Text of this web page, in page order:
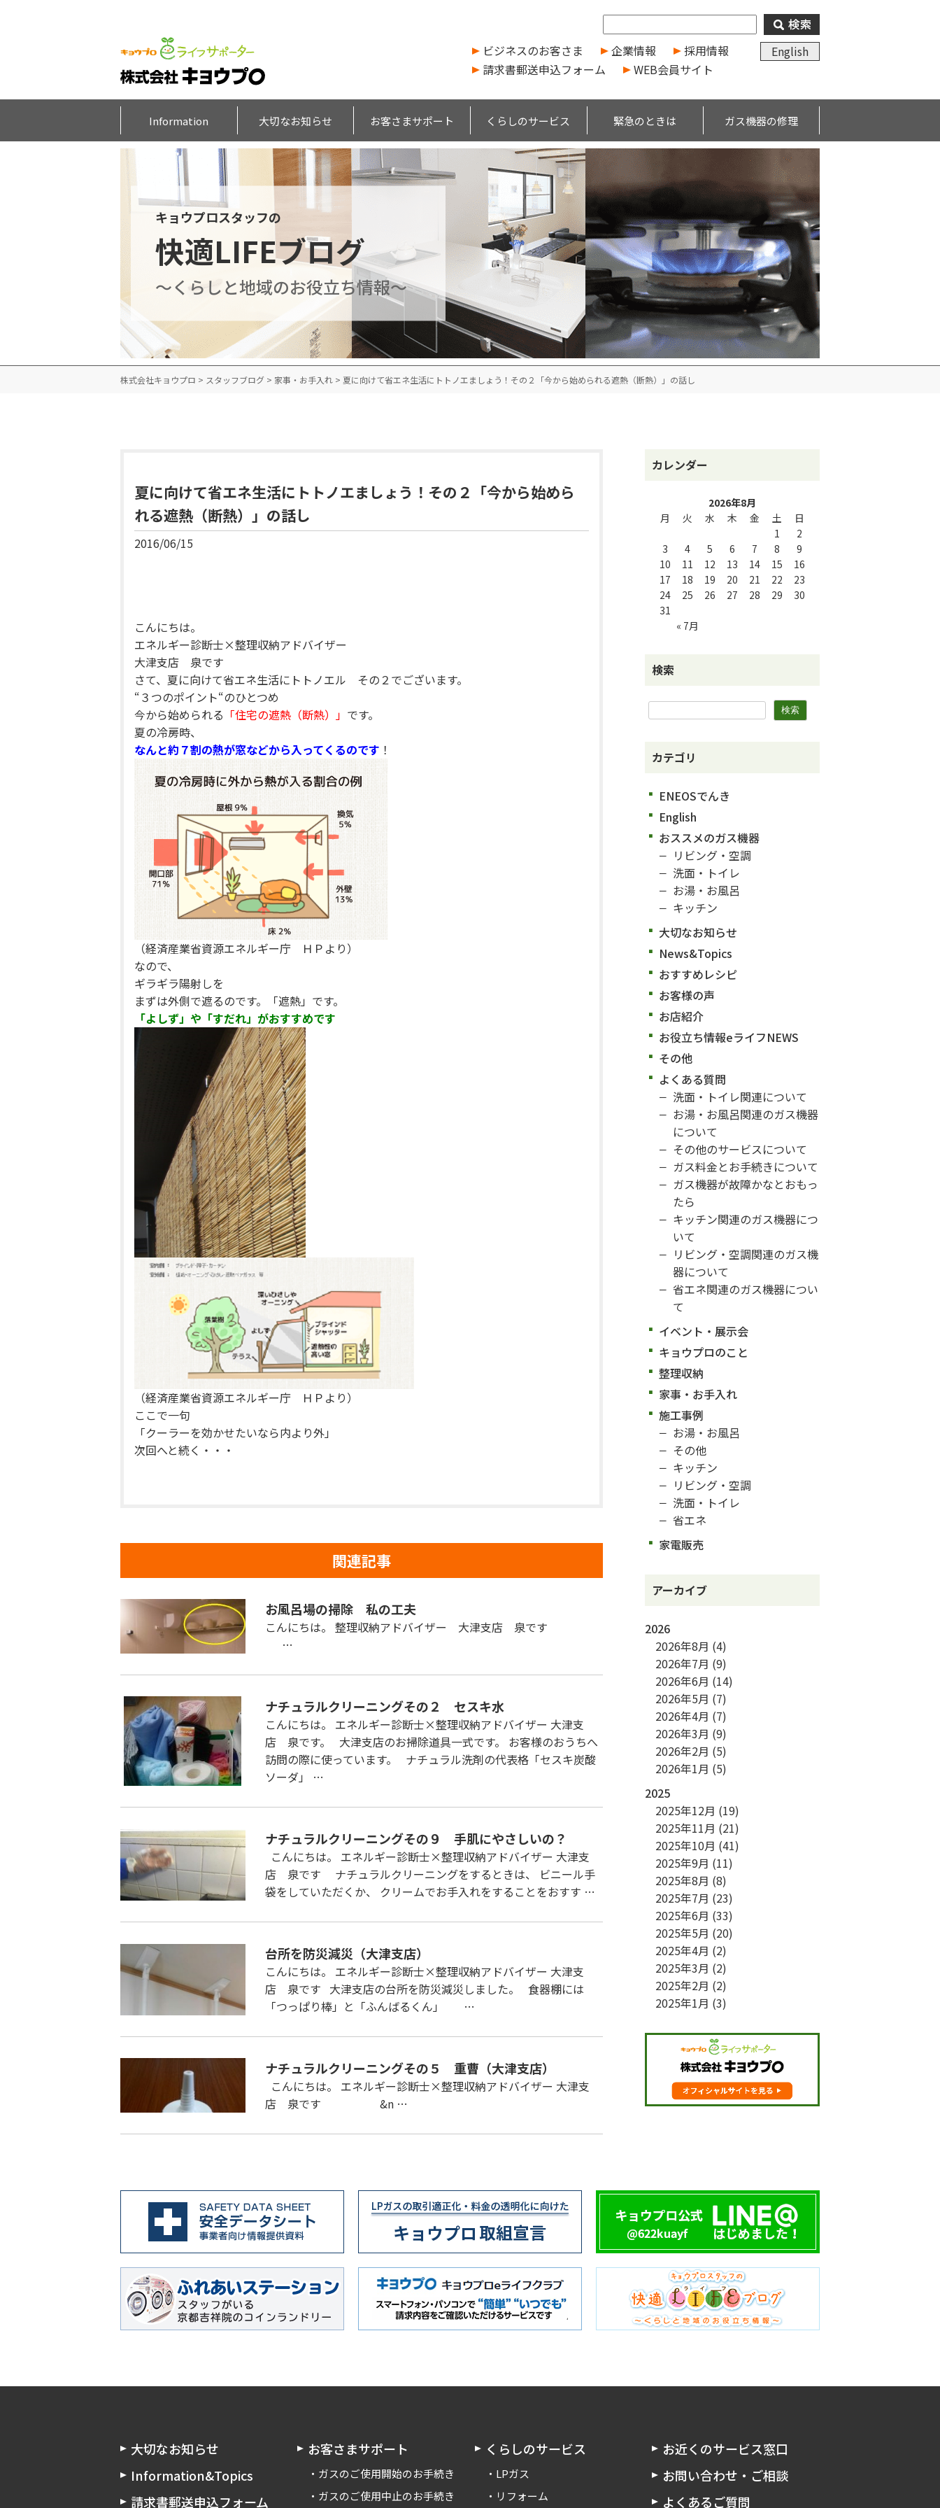
ビジネスのお客さま 企業情報 採用情報
English
請求書郵送申込フォーム
WEB会員サイト
Information 大切なお知らせ お客さまサポート くらしのサービス 緊急のときは ガス機器の修理
キョウプロスタッフの
快適LIFEブログ
～くらしと地域のお役立ち情報～
株式会社キョウプロ > スタッフブログ > 家事・お手入れ > 夏に向けて省エネ生活にトトノエましょう！その２「今から始められる遮熱（断熱）」の話し
夏に向けて省エネ生活にトトノエましょう！その２「今から始めら
れる遮熱（断熱）」の話し
2016/06/15
こんにちは。
エネルギー診断士×整理収納アドバイザー
大津支店 泉です
さて、夏に向けて省エネ生活にトトノエル その２でございます。
“３つのポイント“のひとつめ
今から始められる 「住宅の遮熱（断熱）」 です。
夏の冷房時、
なんと約７割の熱が窓などから入ってくるのです ！
（経済産業省資源エネルギー庁 ＨＰより）
なので、
ギラギラ陽射しを
まずは外側で遮るのです。「遮熱」です。
「よしず」や「すだれ」がおすすめです
（経済産業省資源エネルギー庁 ＨＰより）
ここで一句
「クーラーを効かせたいなら内より外」
次回へと続く・・・
関連記事
お風呂場の掃除 私の工夫
こんにちは。 整理収納アドバイザー 大津支店 泉です
…
ナチュラルクリーニングその２ セスキ水
こんにちは。 エネルギー診断士×整理収納アドバイザー 大津支
店 泉です。 大津支店のお掃除道具一式です。 お客様のおうちへ
訪問の際に使っています。 ナチュラル洗剤の代表格「セスキ炭酸
ソーダ」 …
ナチュラルクリーニングその９ 手肌にやさしいの？
こんにちは。 エネルギー診断士×整理収納アドバイザー 大津支
店 泉です ナチュラルクリーニングをするときは、 ビニール手
袋をしていただくか、 クリームでお手入れをすることをおすす …
台所を防災減災（大津支店）
こんにちは。 エネルギー診断士×整理収納アドバイザー 大津支
店 泉です 大津支店の台所を防災減災しました。 食器棚には
「つっぱり棒」と「ふんばるくん」 …
ナチュラルクリーニングその５ 重曹（大津支店）
こんにちは。 エネルギー診断士×整理収納アドバイザー 大津支
店 泉です &n …
カレンダー
2026年8月
月
火 水 木 金 土 日
« 7月
1
2
3
4 5 6 7 8
9
10
11 12 13 14 15
16
17
18 19 20 21 22
23
24
25 26 27 28 29
30
31
検索
カテゴリ
ENEOSでんき
English
おススメのガス機器
リビング・空調
洗面・トイレ
お湯・お風呂
キッチン
大切なお知らせ
News&Topics
おすすめレシピ
お客様の声
お店紹介
お役立ち情報eライフNEWS
その他
よくある質問
洗面・トイレ関連について
お湯・お風呂関連のガス機器
について
その他のサービスについて
ガス料金とお手続きについて
ガス機器が故障かなとおもっ
たら
キッチン関連のガス機器につ
いて
リビング・空調関連のガス機
器について
省エネ関連のガス機器につい
て
イベント・展示会
キョウプロのこと
整理収納
家事・お手入れ
施工事例
お湯・お風呂
その他
キッチン
リビング・空調
洗面・トイレ
省エネ
家電販売
アーカイブ
2026
2026年8月 (4)
2026年7月 (9)
2026年6月 (14)
2026年5月 (7)
2026年4月 (7)
2026年3月 (9)
2026年2月 (5)
2026年1月 (5)
2025
2025年12月 (19)
2025年11月 (21)
2025年10月 (41)
2025年9月 (11)
2025年8月 (8)
2025年7月 (23)
2025年6月 (33)
2025年5月 (20)
2025年4月 (2)
2025年3月 (2)
2025年2月 (2)
2025年1月 (3)
大切なお知らせ
Information&Topics
請求書郵送申込フォーム
お客さまサポート
ガスのご使用開始のお手続き
ガスのご使用中止のお手続き
くらしのサービス
LPガス
リフォーム
お近くのサービス窓口
お問い合わせ・ご相談
よくあるご質問